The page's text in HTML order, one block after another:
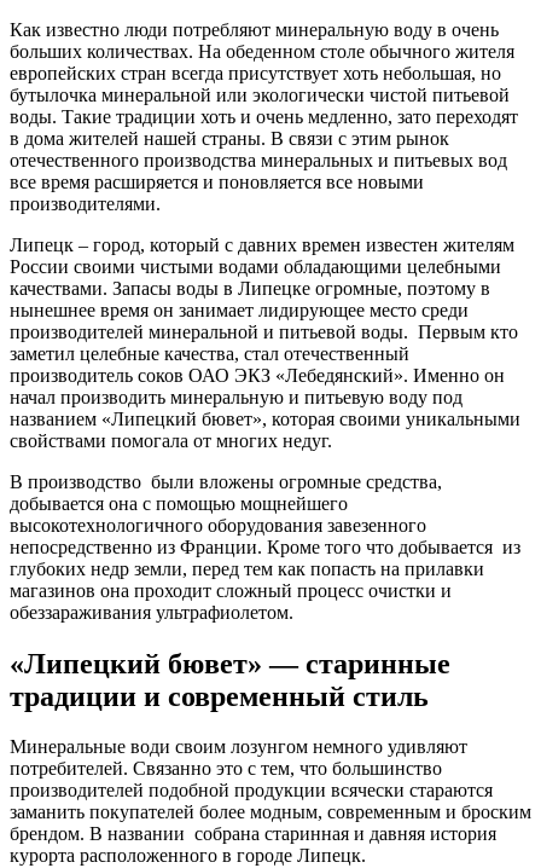
Как известно люди потребляют минеральную воду в очень
больших количествах. На обеденном столе обычного жителя
европейских стран всегда присутствует хоть небольшая, но
бутылочка минеральной или экологически чистой питьевой
воды. Такие традиции хоть и очень медленно, зато переходят
в дома жителей нашей страны. В связи с этим рынок
отечественного производства минеральных и питьевых вод
все время расширяется и поновляется все новыми
производителями.
Липецк – город, который с давних времен известен жителям
России своими чистыми водами обладающими целебными
качествами. Запасы воды в Липецке огромные, поэтому в
нынешнее время он занимает лидирующее место среди
производителей минеральной и питьевой воды. Первым кто
заметил целебные качества, стал отечественный
производитель соков ОАО ЭКЗ «Лебедянский». Именно он
начал производить минеральную и питьевую воду под
названием «Липецкий бювет», которая своими уникальными
свойствами помогала от многих недуг.
В производство были вложены огромные средства,
добывается она с помощью мощнейшего
высокотехнологичного оборудования завезенного
непосредственно из Франции. Кроме того что добывается из
глубоких недр земли, перед тем как попасть на прилавки
магазинов она проходит сложный процесс очистки и
обеззараживания ультрафиолетом.
«Липецкий бювет» — старинные
традиции и современный стиль
Минеральные води своим лозунгом немного удивляют
потребителей. Связанно это с тем, что большинство
производителей подобной продукции всячески стараются
заманить покупателей более модным, современным и броским
брендом. В названии собрана старинная и давняя история
курорта расположенного в городе Липецк.